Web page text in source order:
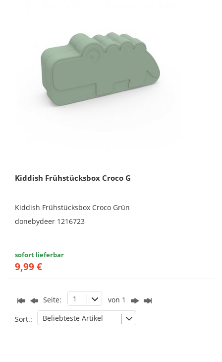
Kiddish Frühstücksbox Croco G
Kiddish Frühstücksbox Croco Grün
donebydeer 1216723
sofort lieferbar
9,99 €
Seite: 1 von 1
Sort.: Beliebteste Artikel